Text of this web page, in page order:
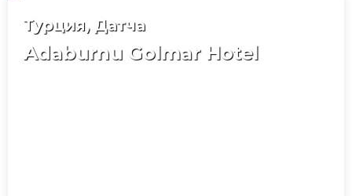
Турция, Датча
Adaburnu Golmar Hotel